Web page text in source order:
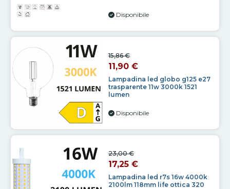
Disponibile
Lampadina led globo g125 e27
trasparente 11w 3000k 1521
lumen
15,86 €
11,90 €
Disponibile
Lampadina led r7s 16w 4000k
2100lm 118mm life ottica 320
23,00 €
17,25 €